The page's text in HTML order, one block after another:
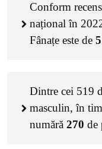
Conform
național în
Fânațe este de
Dintre cei 519
masculin, în
numără 270 de